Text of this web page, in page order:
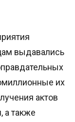
выдавались
их
актов
а также